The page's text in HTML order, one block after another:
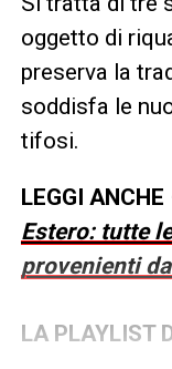
oggetto di
preserva la
soddisfa le
tifosi.
LEGGI ANCHE
Estero: tutte
provenienti
LA PLAYLIST